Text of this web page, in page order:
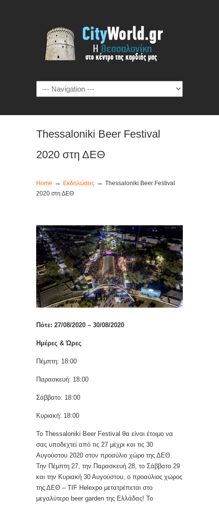
Thessaloniki Beer Festival
2020 στη ΔΕΘ
Home → Εκδηλώσεις → Thessaloniki Beer Festival
2020 στη ΔΕΘ
Πότε: 27/08/2020 – 30/08/2020
Ημέρες & Ώρες
Πέμπτη: 18:00
Παρασκευή: 18:00
Σάββατο: 18:00
Κυριακή: 18:00
Το Thessaloniki Beer Festival θα είναι έτοιμο να
σας υποδεχτεί από τις 27 μέχρι και τις 30
Αυγούστου 2020 στον προαύλιο χώρο της ΔΕΘ.
Την Πέμπτη 27, την Παρασκευή 28, το Σάββατο 29
και την Κυριακή 30 Αυγούστου, ο προαύλιος χώρος
της ΔΕΘ – TIF Helexpo μετατρέπεται στο
μεγαλύτερο beer garden της Ελλάδας! To